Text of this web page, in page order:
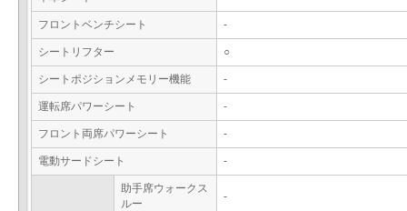
フロントベンチシート -
シートリフター ○
シートポジションメモリー機能 -
運転席パワーシート -
フロント両席パワーシート -
電動サードシート -
助手席ウォークス
ルー
-